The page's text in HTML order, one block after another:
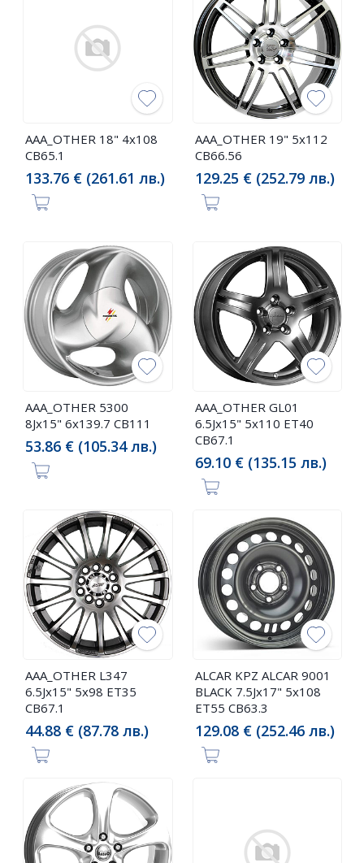
AAA_OTHER 18" 4x108
CB65.1
133.76 € (261.61 лв.)
AAA_OTHER 19" 5x112
CB66.56
129.25 € (252.79 лв.)
AAA_OTHER 5300
8Jx15" 6x139.7 CB111
53.86 € (105.34 лв.)
AAA_OTHER GL01
6.5Jx15" 5x110 ET40
CB67.1
69.10 € (135.15 лв.)
AAA_OTHER L347
6.5Jx15" 5x98 ET35
CB67.1
44.88 € (87.78 лв.)
ALCAR KPZ ALCAR 9001
BLACK 7.5Jx17" 5x108
ET55 CB63.3
129.08 € (252.46 лв.)